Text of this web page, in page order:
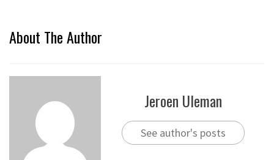
About The Author
Jeroen Uleman
See author's posts